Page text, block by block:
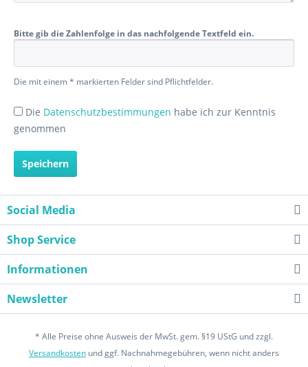
Bitte gib die Zahlenfolge in das nachfolgende Textfeld ein.
Die mit einem * markierten Felder sind Pflichtfelder.
Die Datenschutzbestimmungen habe ich zur Kenntnis
genommen
Speichern
Social Media
Shop Service
Informationen
Newsletter
* Alle Preise ohne Ausweis der MwSt. gem. §19 UStG und zzgl.
Versandkosten und ggf. Nachnahmegebühren, wenn nicht anders